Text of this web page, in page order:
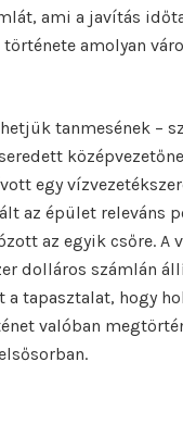
ami a javítás
amolyan
tanmesének –
egy
az épület releváns
az egyik csőre.
dolláros számlán
tapasztalat, hogy
valóban